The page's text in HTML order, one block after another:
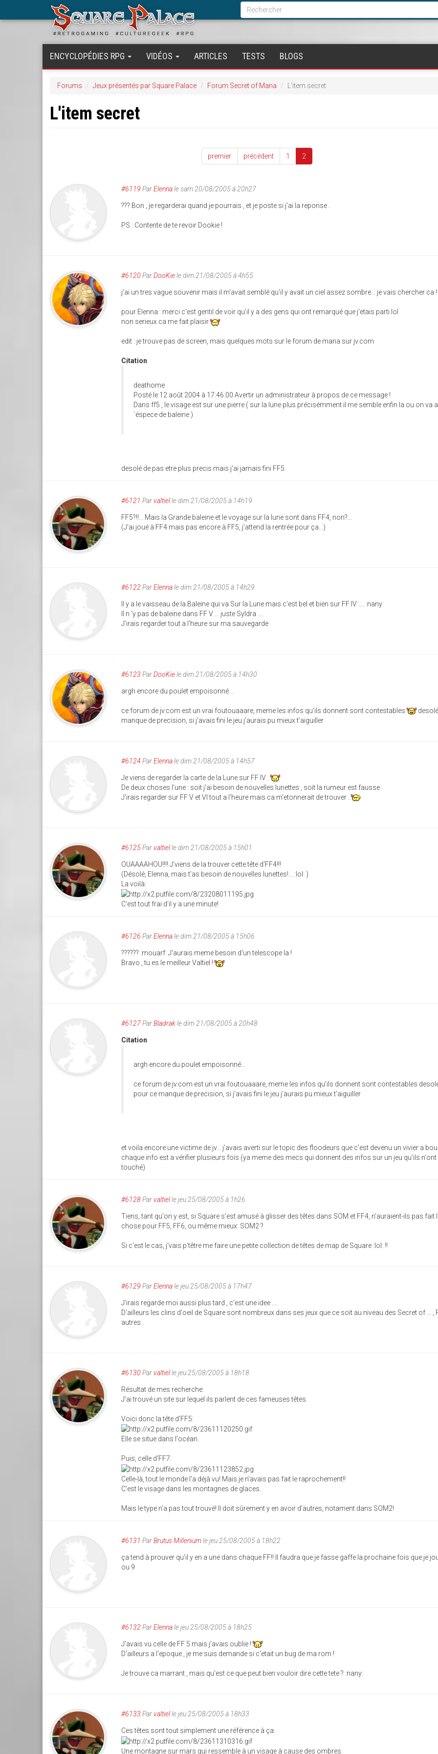
Formulaire
de
recherche
Rechercher
ENCYCLOPÉDIES RPG VIDÉOS ARTICLES TESTS BLOGS
Forums Jeux présentés par Square Palace Forum Secret of Mana L'item secret
L'item secret
premier précédent 1 2
#6119 ParElennale sam 20/08/2005 à 20h27
??? Bon , je regarderai quand je pourrais , et je poste si j'ai la reponse .
PS : Contente de te revoir Dookie !
#6120 ParDooKiele dim 21/08/2005 à 4h55
j'ai un tres vague souvenir mais il m'avait semblé qu'il y avait un ciel assez sombre... je vais chercher ca !
pour Elenna : merci c'est gentil de voir qu'il y a des gens qui ont remarqué que j'etais parti lol
non serieux ca me fait plaisir
edit : je trouve pas de screen, mais quelques mots sur le forum de mana sur jv.com
Citation
deathome
Posté le 12 août 2004 à 17:46:00 Avertir un administrateur à propos de ce message !
Dans ff5 , le visage est sur une pierre ( sur la lune plus précisémment il me semble enfin la ou on va
´éspece de baleine )
desolé de pas etre plus precis mais j'ai jamais fini FF5
#6121 Parvaltielle dim 21/08/2005 à 14h19
FF5?!!... Mais la Grande baleine et le voyage sur la lune sont dans FF4, non?...
(J'ai joué à FF4 mais pas encore à FF5, j'attend la rentrée pour ça...)
#6122 ParElennale dim 21/08/2005 à 14h29
Il y a le vaisseau de la Baleine qui va Sur la Lune mais c'est bel et bien sur FF IV .... :nany:
Il n 'y pas de baleine dans FF V ... juste Syldra ....
J'irais regarder tout a l'heure sur ma sauvegarde
#6123 ParDooKiele dim 21/08/2005 à 14h30
argh encore du poulet empoisonné...
ce forum de jv.com est un vrai foutouaaare, meme les infos qu'ils donnent sont contestables
manque de precision, si j'avais fini le jeu j'aurais pu mieux t'aiguiller
#6124 ParElennale dim 21/08/2005 à 14h57
Je viens de regarder la carte de la Lune sur FF IV .
De deux choses l'une : soit j'ai besoin de nouvelles lunettes , soit la rumeur est fausse .
J'irais regarder sur FF V et VI tout a l'heure mais ca m'etonnerait de trouver .
#6125Parvaltielle dim 21/08/2005 à 15h01
OUAAAAHOU!!!! J'viens de la trouver cette tête d'FF4!!!
(Désolé, Elenna, mais t'as besoin de nouvelles lunettes!... :lol: )
La voilà:
C'est tout frai d'il y a une minute!
#6126 ParElennale dim 21/08/2005 à 15h06
?????? :mouarf: J'aurais meme besoin d'un telescope la !
Bravo , tu es le meilleur Valtiel !
#6127ParBladrakle dim 21/08/2005 à 20h48
Citation
argh encore du poulet empoisonné...
ce forum de jv.com est un vrai foutouaaare, meme les infos qu'ils donnent sont contestables
pour ce manque de precision, si j'avais fini le jeu j'aurais pu mieux t'aiguiller
et voila encore une victime de jv... j'avais averti sur le topic des floodeurs que c'est devenu un vivier a
chaque info est a vérifier plusieurs fois (ya meme des mecs qui donnent des infos sur un jeu qu'ils
touché)
#6128Parvaltielle jeu 25/08/2005 à 1h26
Tiens, tant qu'on y est, si Square s'est amusé à glisser des têtes dans SOM et FF4, n'auraient-ils pas fait
chose pour FF5, FF6, ou même mieux: SOM2 ?
Si c'est le cas, j'vais p'têtre me faire une petite collection de têtes de map de Square :lol: !!
#6129 ParElennale jeu 25/08/2005 à 17h47
J'irais regarde moi aussi plus tard , c'est une idee ....
D'ailleurs les clins d'oeil de Square sont nombreux dans ses jeux que ce soit au niveau des Secret of ... ,
autres .
#6130 Parvaltielle jeu 25/08/2005 à 18h18
Résultat de mes recherche:
J'ai trouvé un site sur lequel ils parlent de ces fameuses têtes.
Voici donc la tête d'FF5:
Elle se situe dans l'océan.
Puis, celle d'FF7:
Celle-là, tout le monde l'a déjà vu! Mais je n'avais pas fait le raprochement!!
C'est le visage dans les montagnes de glaces.
Mais le type n'a pas tout trouvé! Il doit sûrement y en avoir d'autres, notament dans SOM2!
#6131 ParBrutus Milleniumle jeu 25/08/2005 à 18h22
ça tend à prouver qu'il y en a une dans chaque FF!! Il faudra que je fasse gaffe la prochaine fois que je
ou 9
#6132 ParElennale jeu 25/08/2005 à 18h25
J'avais vu celle de FF 5 mais j'avais oublie !
D'ailleurs a l'epoque , je me suis demande si c'etait un bug de ma rom !
Je trouve ca marrant , mais qu'est ce que peut bien vouloir dire cette tete ? :nany:
#6133 Parvaltielle jeu 25/08/2005 à 18h33
Ces têtes sont tout simplement une référence à ça:
Une montagne sur mars qui ressemble à un visage à cause des ombres.